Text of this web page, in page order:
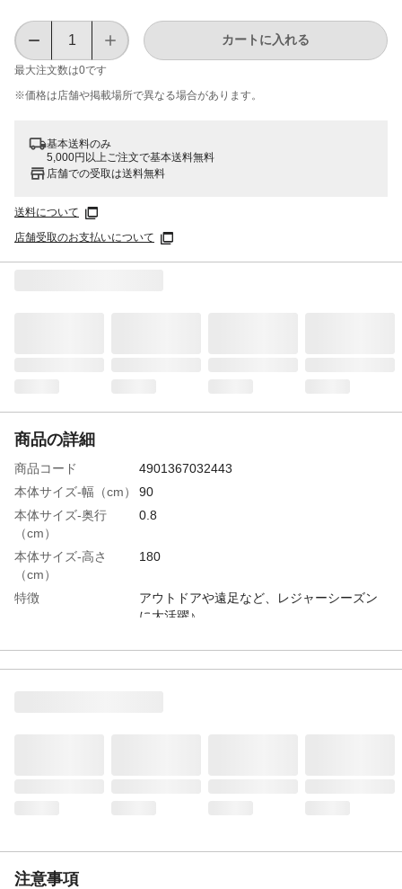
最大注文数は0です
カートに入れる
※価格は​店舗や​掲載場所で​異なる​場合が​あります。
基本送料のみ
5,000円以上ご注文で基本送料無料
店舗での受取は送料無料
送料について
店舗受取のお支払いについて
商品の詳細
商品コード
4901367032443
本体サイズ-幅（cm）
90
本体サイズ-奥行
（cm）
0.8
本体サイズ-高さ
（cm）
180
特徴
アウトドアや遠足など、レジャーシーズン
に大活躍♪
注意事項